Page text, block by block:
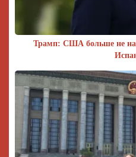
Трамп: США больше не